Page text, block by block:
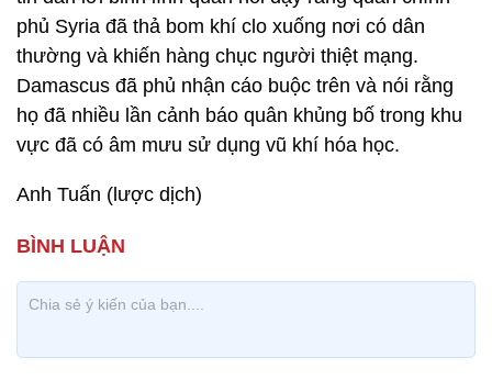
phủ Syria đã thả bom khí clo xuống nơi có dân
thường và khiến hàng chục người thiệt mạng.
Damascus đã phủ nhận cáo buộc trên và nói rằng
họ đã nhiều lần cảnh báo quân khủng bố trong khu
vực đã có âm mưu sử dụng vũ khí hóa học.
Anh Tuấn (lược dịch)